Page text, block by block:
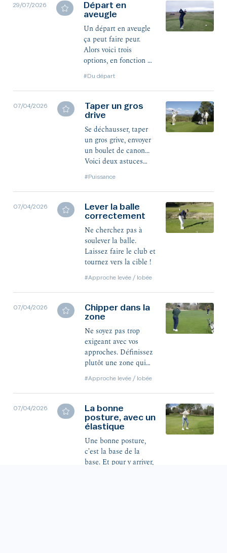
29/07/2026
Départ en
aveugle
Un départ en aveugle
ça peut faire peur.
Alors voici trois
options, en fonction de
#Du départ
07/04/2026
Taper un gros
drive
Se déchausser, taper
un gros grive, envoyer
un boulet de canon...
Voici deux astuces
#Puissance
07/04/2026
Lever la balle
correctement
Ne cherchez pas à
soulever la balle.
Laissez faire le club et
tournez vers la cible !
#Approche levée / lobée
07/04/2026
Chipper dans la
zone
Ne soyez pas trop
exigeant avec vos
approches. Définissez
plutôt une zone qui
quand on est 20
d'index, c'est
fantastique.
#Approche levée / lobée
07/04/2026
La bonne
posture, avec un
élastique
Une bonne posture,
c'est la base de la
base. Et pour y arriver,